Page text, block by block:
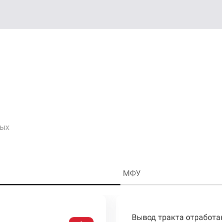
МФУ
Вывод тракта
Вывод тракта